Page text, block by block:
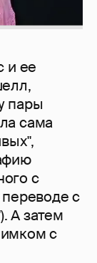
и ее
пары
сама
с
с
А затем
с